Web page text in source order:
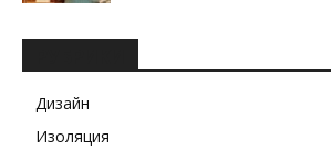
Дизайн
Изоляция